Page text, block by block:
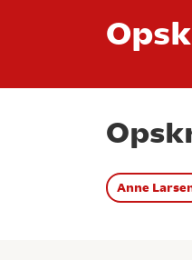
Anne